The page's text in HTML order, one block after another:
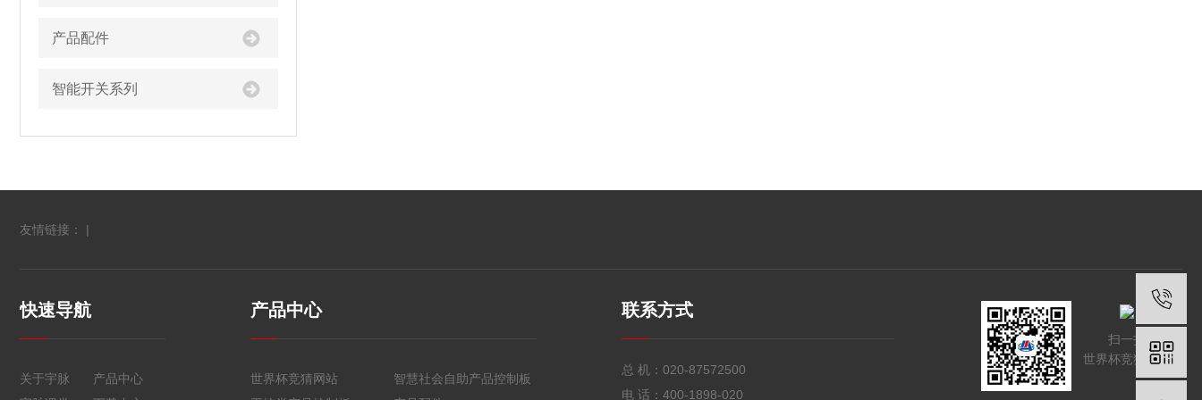
产品配件
智能开关系列
友情链接： |
快速导航
关于宇脉
产品中心
产品中心
世界杯竞猜网站
智慧社会自助产品控制板
联系方式
总 机： 020-87572500
电 话： 400-1898-020
扫一扫
世界杯竞猜网站